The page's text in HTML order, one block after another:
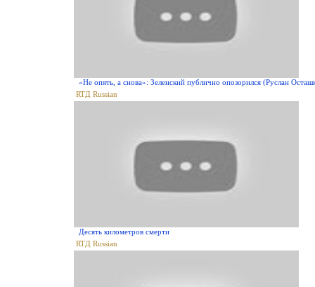
«Не опять, а снова»: Зеленский публично опозорился (Руслан
RTД Russian
Десять километров смерти
RTД Russian